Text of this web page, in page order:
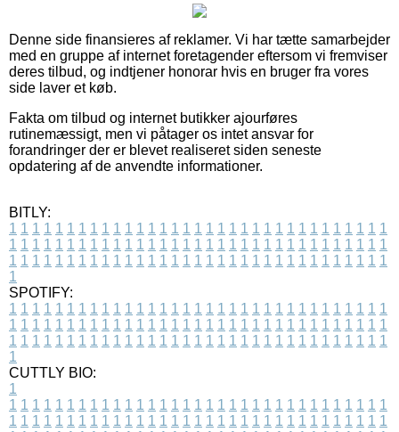
Denne side finansieres af reklamer. Vi har tætte samarbejder
med en gruppe af internet foretagender eftersom vi fremviser
deres tilbud, og indtjener honorar hvis en bruger fra vores
side laver et køb.
Fakta om tilbud og internet butikker ajourføres
rutinemæssigt, men vi påtager os intet ansvar for
forandringer der er blevet realiseret siden seneste
opdatering af de anvendte informationer.
BITLY:
1 1 1 1 1 1 1 1 1 1 1 1 1 1 1 1 1 1 1 1 1 1 1 1 1 1 1 1 1 1 1 1 1
1 1 1 1 1 1 1 1 1 1 1 1 1 1 1 1 1 1 1 1 1 1 1 1 1 1 1 1 1 1 1 1 1
1 1 1 1 1 1 1 1 1 1 1 1 1 1 1 1 1 1 1 1 1 1 1 1 1 1 1 1 1 1 1 1 1
1
SPOTIFY:
1 1 1 1 1 1 1 1 1 1 1 1 1 1 1 1 1 1 1 1 1 1 1 1 1 1 1 1 1 1 1 1 1
1 1 1 1 1 1 1 1 1 1 1 1 1 1 1 1 1 1 1 1 1 1 1 1 1 1 1 1 1 1 1 1 1
1 1 1 1 1 1 1 1 1 1 1 1 1 1 1 1 1 1 1 1 1 1 1 1 1 1 1 1 1 1 1 1 1
1
CUTTLY BIO:
1
1 1 1 1 1 1 1 1 1 1 1 1 1 1 1 1 1 1 1 1 1 1 1 1 1 1 1 1 1 1 1 1 1
1 1 1 1 1 1 1 1 1 1 1 1 1 1 1 1 1 1 1 1 1 1 1 1 1 1 1 1 1 1 1 1 1